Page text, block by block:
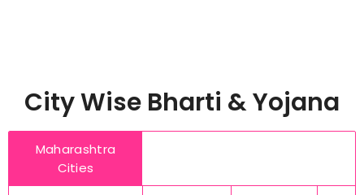
City Wise Bharti & Yojana
Maharashtra
Cities